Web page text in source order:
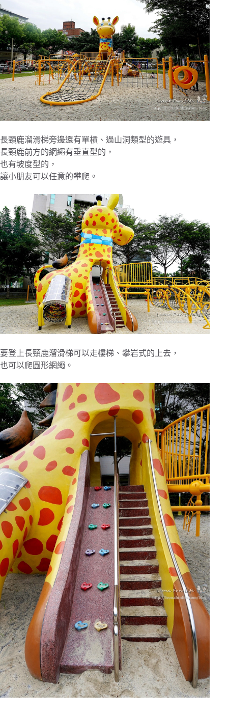
長頸鹿溜滑梯旁邊還有單槓、過山洞類型的遊具，
長頸鹿前方的網繩有垂直型的，
也有坡度型的，
讓小朋友可以任意的攀爬。
要登上長頸鹿溜滑梯可以走樓梯、攀岩式的上去，
也可以爬圓形網繩。